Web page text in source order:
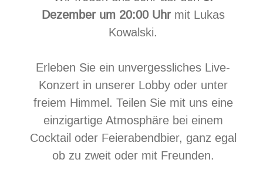
Dezember um 20:00 Uhrmit Lukas
Kowalski.
Erleben Sie ein unvergessliches Live-
Konzert in unserer Lobby oder unter
freiem Himmel. Teilen Sie mit uns eine
einzigartige Atmosphäre bei einem
Cocktail oder Feierabendbier, ganz egal
ob zu zweit oder mit Freunden.